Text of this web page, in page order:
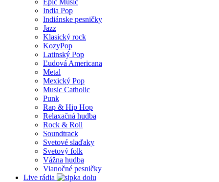
Epic Music
India Pop
Indiánske pesničky
Jazz
Klasický rock
KozyPop
Latinský Pop
Ľudová Americana
Metal
Mexický Pop
Music Catholic
Punk
Rap & Hip Hop
Relaxačná hudba
Rock & Roll
Soundtrack
Svetové slaďaky
Svetový folk
Vážna hudba
Vianočné pesničky
Live rádia